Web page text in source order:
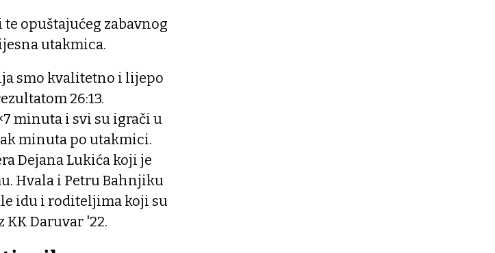
opuštajućeg zabavnog
utakmica.
smo kvalitetno i lijepo
26:13.
minuta i svi su igrači u
minuta po utakmici.
Dejana Lukića koji je
Hvala i Petru Bahnjiku
idu i roditeljima koji su
KK Daruvar '22.